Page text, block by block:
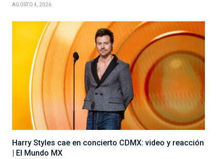
AGOSTO 4, 2026
Harry Styles cae en concierto CDMX: video y reacción
| El Mundo MX